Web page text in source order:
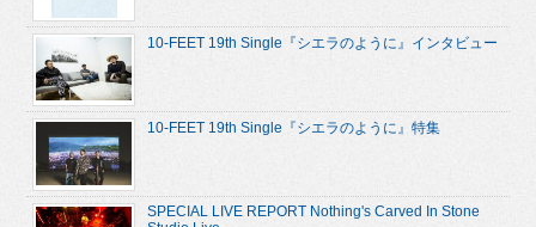
10-FEET 19th Single『シエラのように』インタビュー
10-FEET 19th Single『シエラのように』特集
SPECIAL LIVE REPORT Nothing's Carved In Stone